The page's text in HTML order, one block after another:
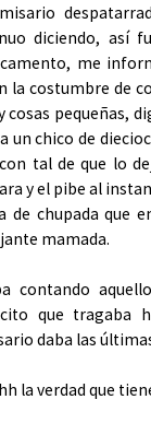
diciendo, así
me
la costumbre de
cosas pequeñas,
un chico de
tal de que lo
y el pibe al
de chupada que
mamada.
contando
que tragaba
daba las
la verdad que